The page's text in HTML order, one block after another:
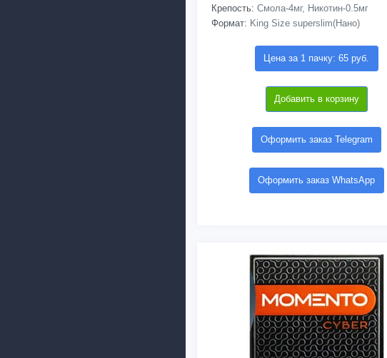
Крепость: Смола-4мг, Никотин-0.5мг
Формат: King Size superslim(Нано)
Цена за 1 пачку: 65 руб.
Добавить в корзину
Оформить заказ Telegram
Оформить заказ WhatsApp